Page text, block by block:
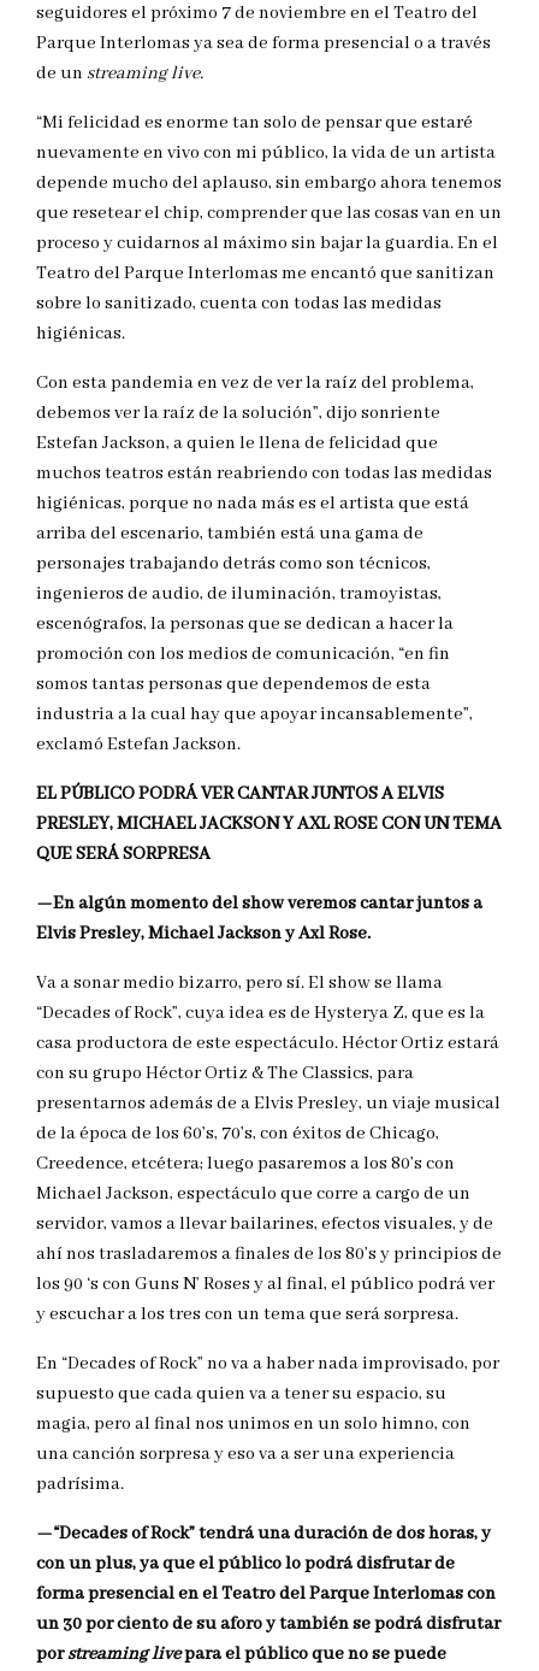
seguidores el próximo 7 de noviembre en el Teatro del
Parque Interlomas ya sea de forma presencial o a través
de un streaming live.
“Mi felicidad es enorme tan solo de pensar que estaré
nuevamente en vivo con mi público, la vida de un artista
depende mucho del aplauso, sin embargo ahora tenemos
que resetear el chip, comprender que las cosas van en un
proceso y cuidarnos al máximo sin bajar la guardia. En el
Teatro del Parque Interlomas me encantó que sanitizan
sobre lo sanitizado, cuenta con todas las medidas
higiénicas.
Con esta pandemia en vez de ver la raíz del problema,
debemos ver la raíz de la solución”, dijo sonriente
Estefan Jackson, a quien le llena de felicidad que
muchos teatros están reabriendo con todas las medidas
higiénicas, porque no nada más es el artista que está
arriba del escenario, también está una gama de
personajes trabajando detrás como son técnicos,
ingenieros de audio, de iluminación, tramoyistas,
escenógrafos, la personas que se dedican a hacer la
promoción con los medios de comunicación, “en fin
somos tantas personas que dependemos de esta
industria a la cual hay que apoyar incansablemente”,
exclamó Estefan Jackson.
EL PÚBLICO PODRÁ VER CANTAR JUNTOS A ELVIS
PRESLEY, MICHAEL JACKSON Y AXL ROSE CON UN TEMA
QUE SERÁ SORPRESA
—En algún momento del show veremos cantar juntos a
Elvis Presley, Michael Jackson y Axl Rose.
Va a sonar medio bizarro, pero sí. El show se llama
“Decades of Rock”, cuya idea es de Hysterya Z, que es la
casa productora de este espectáculo. Héctor Ortiz estará
con su grupo Héctor Ortiz & The Classics, para
presentarnos además de a Elvis Presley, un viaje musical
de la época de los 60’s, 70’s, con éxitos de Chicago,
Creedence, etcétera; luego pasaremos a los 80’s con
Michael Jackson, espectáculo que corre a cargo de un
servidor, vamos a llevar bailarines, efectos visuales, y de
ahí nos trasladaremos a finales de los 80’s y principios de
los 90 ‘s con Guns N’ Roses y al final, el público podrá ver
y escuchar a los tres con un tema que será sorpresa.
En “Decades of Rock” no va a haber nada improvisado, por
supuesto que cada quien va a tener su espacio, su
magia, pero al final nos unimos en un solo himno, con
una canción sorpresa y eso va a ser una experiencia
padrísima.
—“Decades of Rock” tendrá una duración de dos horas, y
con un plus, ya que el público lo podrá disfrutar de
forma presencial en el Teatro del Parque Interlomas con
un 30 por ciento de su aforo y también se podrá disfrutar
porstreaming livepara el público que no se puede